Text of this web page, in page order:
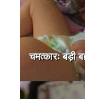
चमत्कारः बड़ी